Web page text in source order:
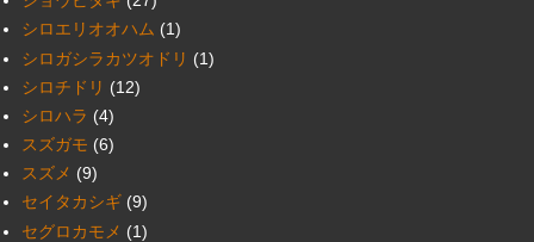
シロエリオオハム (1)
シロガシラカツオドリ (1)
シロチドリ (12)
シロハラ (4)
スズガモ (6)
スズメ (9)
セイタカシギ (9)
セグロカモメ (1)